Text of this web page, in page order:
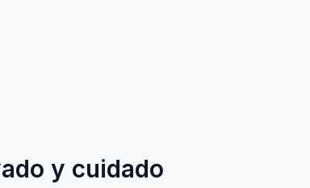
y cuidado